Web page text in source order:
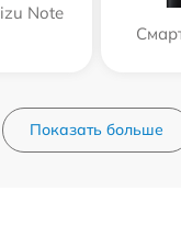
Note
Показать больше